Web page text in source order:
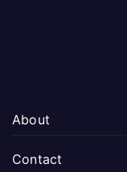
About
Contact